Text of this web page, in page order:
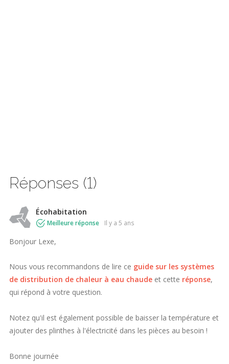
Réponses (1)
Écohabitation
Meilleure réponse il y a 5 ans
Bonjour Lexe,
Nous vous recommandons de lire ce guide sur les systèmes
de distribution de chaleur à eau chaude et cette réponse,
qui répond à votre question.
Notez qu'il est également possible de baisser la température et
ajouter des plinthes à l'électricité dans les pièces au besoin !
Bonne journée